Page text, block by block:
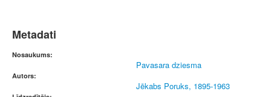
Metadati
Nosaukums:
Pavasara dziesma
Autors:
Jēkabs Poruks, 1895-1963